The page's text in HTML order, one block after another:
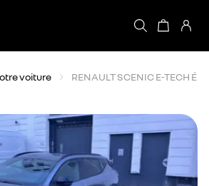
voiture RENAULT SCENIC E-TECH